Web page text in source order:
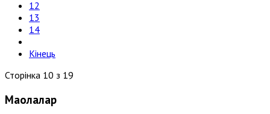
12
13
14
Кінець
Сторінка 10 з 19
Мақолалар